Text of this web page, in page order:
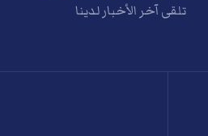
تلقى آخر الأخبار لدينا